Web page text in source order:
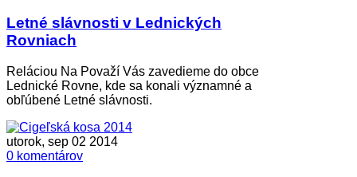
Letné slávnosti v Lednických
Rovniach
Reláciou Na Považí Vás zavedieme do obce
Lednické Rovne, kde sa konali významné a
obľúbené Letné slávnosti.
utorok, sep 02 2014
0 komentárov